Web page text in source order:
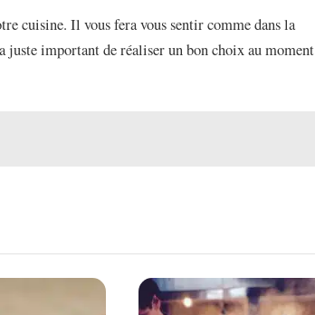
cuisine. Il vous fera vous sentir comme dans la
juste important de réaliser un bon choix au moment